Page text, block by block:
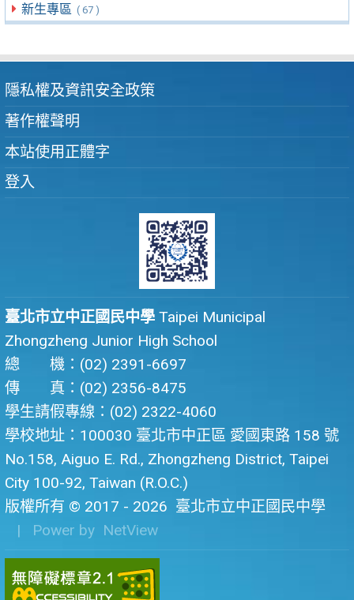
新生專區 ( 67 )
隱私權及資訊安全政策
著作權聲明
本站使用正體字
登入
臺北市立中正國民中學 Taipei Municipal
Zhongzheng Junior High School
總 機：(02) 2391-6697
傳 真：(02) 2356-8475
學生請假專線：(02) 2322-4060
學校地址：100030 臺北市中正區 愛國東路 158 號
No.158, Aiguo E. Rd., Zhongzheng District, Taipei
City 100-92, Taiwan (R.O.C.)
版權所有 © 2017 - 2026 臺北市立中正國民中學
| Power by NetView